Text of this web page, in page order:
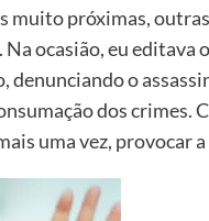
muito próximas,
Na ocasião, eu editava o
denunciando o
dos crimes.
uma vez, provocar